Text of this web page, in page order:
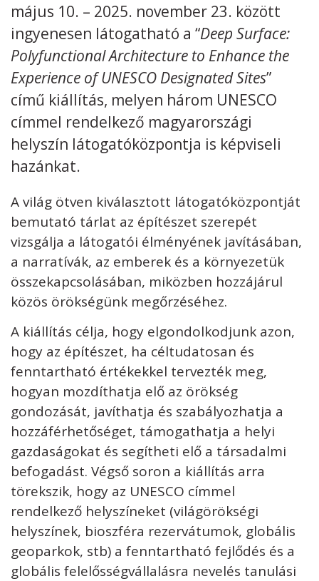
Kövess minket unescohungary
Adatkezelési tájékoztató Impresszum
Technikai információk
május 10. – 2025. november 23. között
ingyenesen látogatható a “Deep Surface:
Polyfunctional Architecture to Enhance the
Experience of UNESCO Designated Sites”
című kiállítás, melyen három UNESCO
címmel rendelkező magyarországi
helyszín látogatóközpontja is képviseli
hazánkat.
A világ ötven kiválasztott látogatóközpontját
bemutató tárlat az építészet szerepét
vizsgálja a látogatói élményének javításában,
a narratívák, az emberek és a környezetük
összekapcsolásában, miközben hozzájárul
közös örökségünk megőrzéséhez.
A kiállítás célja, hogy elgondolkodjunk azon,
hogy az építészet, ha céltudatosan és
fenntartható értékekkel tervezték meg,
hogyan mozdíthatja elő az örökség
gondozását, javíthatja és szabályozhatja a
hozzáférhetőséget, támogathatja a helyi
gazdaságokat és segítheti elő a társadalmi
befogadást. Végső soron a kiállítás arra
törekszik, hogy az UNESCO címmel
rendelkező helyszíneket (világörökségi
helyszínek, bioszféra rezervátumok, globális
geoparkok, stb) a fenntartható fejlődés és a
globális felelősségvállalásra nevelés tanulási